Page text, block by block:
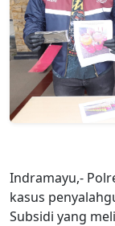
Indramayu,-
kasus
Subsidi yang